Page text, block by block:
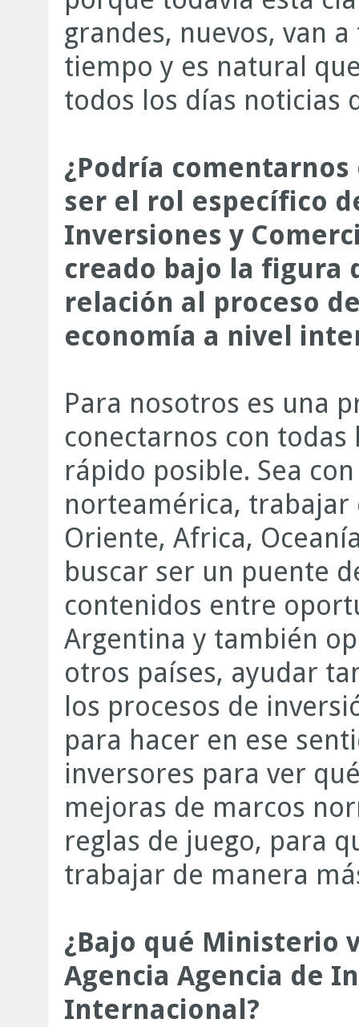
grandes, nuevos, van
tiempo y es natural
todos los días noticias
¿Podría
ser el rol específico
Inversiones y
creado bajo la figura
relación al proceso
economía a nivel
Para nosotros es una
conectarnos con
rápido posible. Sea
norteamérica, trabajar
Oriente, Africa,
buscar ser un puente
contenidos entre
Argentina y también
otros países, ayudar
los procesos de
para hacer en ese
inversores para ver
mejoras de marcos
reglas de juego, para
trabajar de manera
¿Bajo qué Ministerio
Agencia Agencia de
Internacional?